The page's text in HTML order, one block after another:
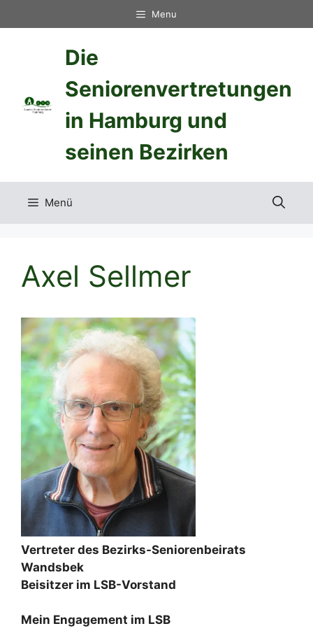
Inhalt
Menu
Die
Seniorenvertretungen
in Hamburg und
seinen Bezirken
Menü
Axel Sellmer
Vertreter des Bezirks-Seniorenbeirats
Wandsbek
Beisitzer im LSB-Vorstand
Mein Engagement im LSB